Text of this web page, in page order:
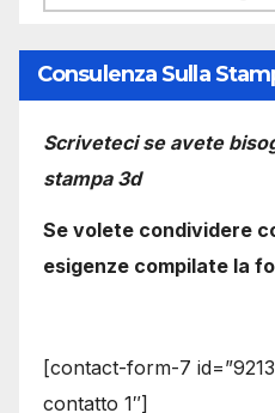
Consulenza Sulla
Scriveteci se avete
stampa 3d
Se volete condividere
esigenze compilate la
[contact-form-7
contatto 1″]